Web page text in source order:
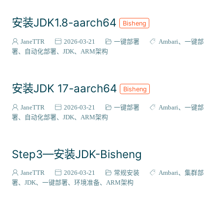
安装JDK1.8-aarch64 Bisheng
JaneTTR 2026-03-21 一键部署 Ambari
一键部
署
自动化部署 JDK ARM架构
安装JDK 17-aarch64 Bisheng
JaneTTR 2026-03-21 一键部署 Ambari
一键部
署
自动化部署 JDK ARM架构
Step3—安装JDK-Bisheng
JaneTTR 2026-03-21 常规安装 Ambari
集群部
署
JDK 一键部署 环境准备 ARM架构